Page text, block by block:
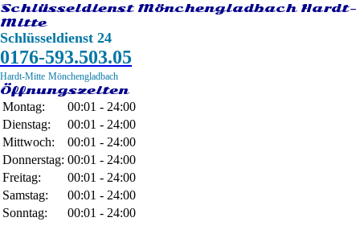
Schlüsseldienst Mönchengladbach Hardt-
Mitte
Schlüsseldienst 24
0176-593.503.05
Hardt-Mitte Mönchengladbach
Öffnungszeiten
Montag:
00:01 - 24:00
Dienstag:
00:01 - 24:00
Mittwoch:
00:01 - 24:00
Donnerstag: 00:01 - 24:00
Freitag:
00:01 - 24:00
Samstag:
00:01 - 24:00
Sonntag:
00:01 - 24:00